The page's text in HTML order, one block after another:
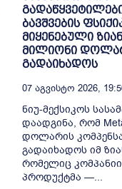
ბავშვების
მიყენებული
მილიონი
გადაიხადოს
07 Აგვისტო 2026,
ნიუ-მექსიკოს
დაადგინა, რომ
დოლარის
გადაიხადოს იმ
რომელიც
პროდუქტმა —...